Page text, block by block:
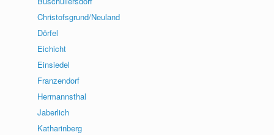
Christofsgrund/Neuland
Dörfel
Eichicht
Einsiedel
Franzendorf
Hermannsthal
Jaberlich
Katharinberg